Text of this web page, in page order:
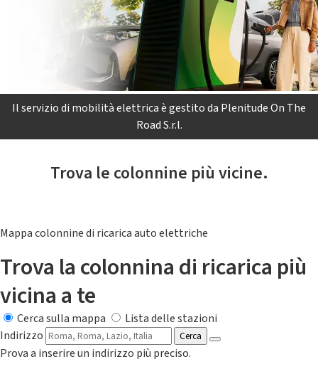
Il servizio di mobilità elettrica è gestito da Plenitude On The
Road S.r.l.
Trova le colonnine più vicine.
Mappa colonnine di ricarica auto elettriche
Trova la colonnina di ricarica più
vicina a te
Cerca sulla mappa
Lista delle stazioni
Indirizzo
Cerca
Prova a inserire un indirizzo più preciso.